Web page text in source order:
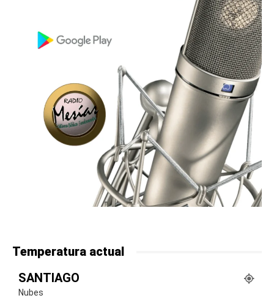
Temperatura actual
SANTIAGO
Nubes